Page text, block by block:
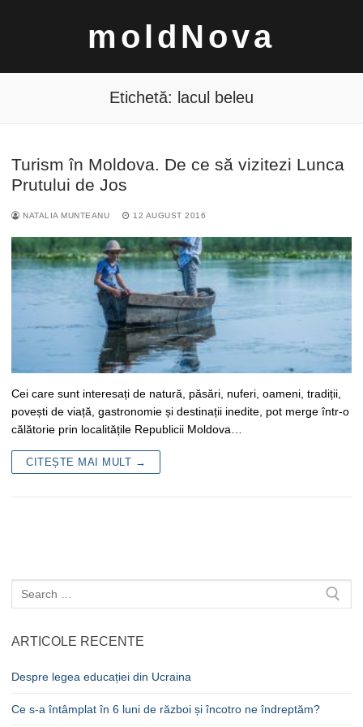
moldNova
Caută
Etichetă: lacul beleu
Turism în Moldova. De ce să vizitezi Lunca
Prutului de Jos
NATALIA MUNTEANU 12 AUGUST 2016
Cei care sunt interesați de natură, păsări, nuferi, oameni, tradiții,
povești de viață, gastronomie și destinații inedite, pot merge într-o
călătorie prin localitățile Republicii Moldova…
CITEȘTE MAI MULT →
Caută
după:
ARTICOLE RECENTE
Despre legea educației din Ucraina
Ce s-a întâmplat în 6 luni de război și încotro ne îndreptăm?